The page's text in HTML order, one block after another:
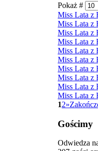
Pokaż #
Miss Lata z
Miss Lata z
Miss Lata z
Miss Lata z
Miss Lata z
Miss Lata z
Miss Lata z
Miss Lata z
Miss Lata z
Miss Lata z
12»
Gościmy
Odwiedza